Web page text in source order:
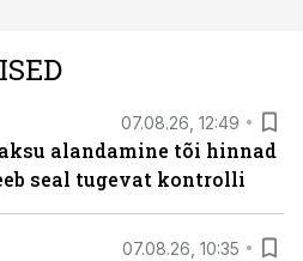
07.08.26, 12:49
alandamine tõi hinnad
seal tugevat kontrolli
07.08.26, 10:35